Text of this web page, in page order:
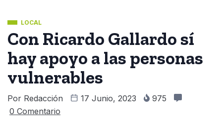
LOCAL
Con Ricardo Gallardo sí
hay apoyo a las personas
vulnerables
Por Redacción 17 Junio, 2023
975
0 Comentario